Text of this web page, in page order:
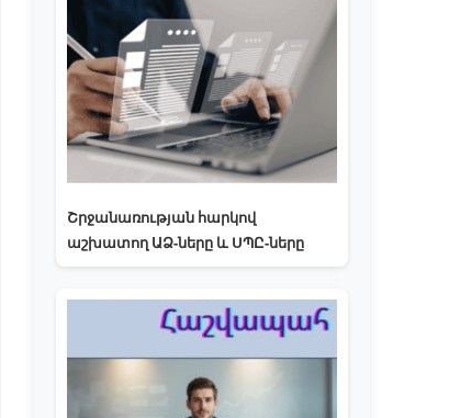
Շրջանառության հարկով
աշխատող ԱՁ-ները և ՍՊԸ-ները